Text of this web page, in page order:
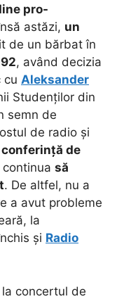
pro-
astăzi, un
de un bărbat în
, având decizia
cu Aleksander
Studenților din
semn de
de radio și
conferință de
să
. De altfel, nu a
a avut probleme
la
și Radio
la concertul de